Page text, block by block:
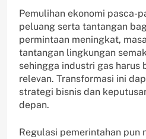
Pemulihan ekonomi pasca-
peluang serta tantangan
permintaan meningkat,
tantangan lingkungan
sehingga industri gas harus
relevan. Transformasi ini
strategi bisnis dan
depan.
Regulasi pemerintahan pun